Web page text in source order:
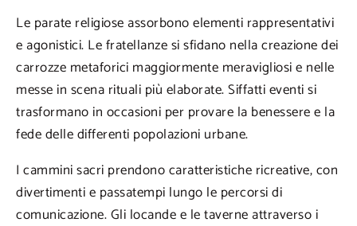
Le parate religiose assorbono elementi rappresentativi
e agonistici. Le fratellanze si sfidano nella creazione dei
carrozze metaforici maggiormente meravigliosi e nelle
messe in scena rituali più elaborate. Siffatti eventi si
trasformano in occasioni per provare la benessere e la
fede delle differenti popolazioni urbane.
I cammini sacri prendono caratteristiche ricreative, con
divertimenti e passatempi lungo le percorsi di
comunicazione. Gli locande e le taverne attraverso i